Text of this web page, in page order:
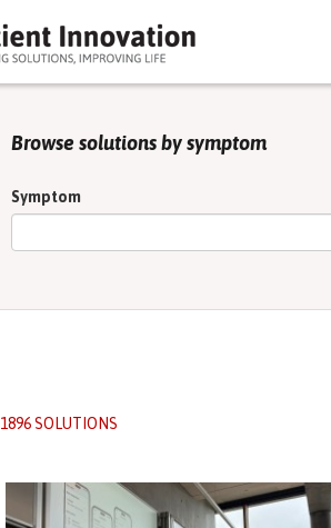
Browse solutions by symptom
Symptom
1896 SOLUTIONS